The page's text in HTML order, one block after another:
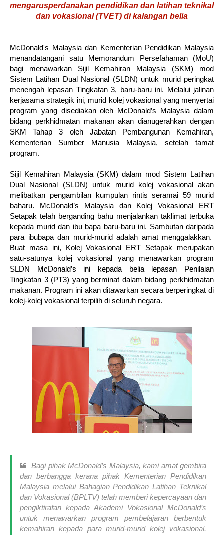
mengarusperdanakan pendidikan dan latihan teknikal
dan vokasional (TVET) di kalangan belia
McDonald's Malaysia dan Kementerian Pendidikan Malaysia
menandatangani satu Memorandum Persefahaman (MoU)
bagi menawarkan Sijil Kemahiran Malaysia (SKM) mod
Sistem Latihan Dual Nasional (SLDN) untuk murid peringkat
menengah lepasan Tingkatan 3, baru-baru ini. Melalui jalinan
kerjasama strategik ini, murid kolej vokasional yang menyertai
program yang disediakan oleh McDonald’s Malaysia dalam
bidang perkhidmatan makanan akan dianugerahkan dengan
SKM Tahap 3 oleh Jabatan Pembangunan Kemahiran,
Kementerian Sumber Manusia Malaysia, setelah tamat
program.
Sijil Kemahiran Malaysia (SKM) dalam mod Sistem Latihan
Dual Nasional (SLDN) untuk murid kolej vokasional akan
melibatkan pengambilan kumpulan rintis seramai 59 murid
baharu. McDonald’s Malaysia dan Kolej Vokasional ERT
Setapak telah berganding bahu menjalankan taklimat terbuka
kepada murid dan ibu bapa baru-baru ini. Sambutan daripada
para ibubapa dan murid-murid adalah amat menggalakkan.
Buat masa ini, Kolej Vokasional ERT Setapak merupakan
satu-satunya kolej vokasional yang menawarkan program
SLDN McDonald’s ini kepada belia lepasan Penilaian
Tingkatan 3 (PT3) yang berminat dalam bidang perkhidmatan
makanan. Program ini akan ditawarkan secara berperingkat di
kolej-kolej vokasional terpilih di seluruh negara.
Bagi pihak McDonald’s Malaysia, kami amat gembira
dan berbangga kerana pihak Kementerian Pendidikan
Malaysia melalui Bahagian Pendidikan Latihan Teknikal
dan Vokasional (BPLTV) telah memberi kepercayaan dan
pengiktirafan kepada Akademi Vokasional McDonald’s
untuk menawarkan program pembelajaran berbentuk
kemahiran kepada para murid-murid kolej vokasional.